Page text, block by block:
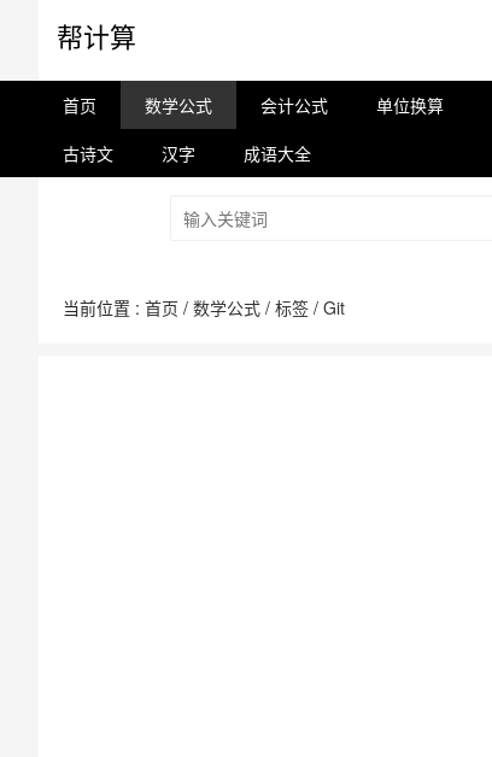
帮计算
首页 数学公式 会计公式 单位换算
古诗文
汉字 成语大全
当前位置 : 首页 / 数学公式 / 标签 / Git